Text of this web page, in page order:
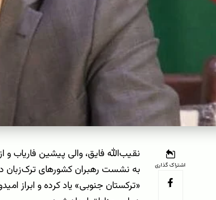
اشتراک گذاری
نقیب‌الله فایق، والی پیشین فاریاب
به نشست رهبران کشورهای ترک‌زبان
«ترکستان جنوبی» یاد کرده و ابراز